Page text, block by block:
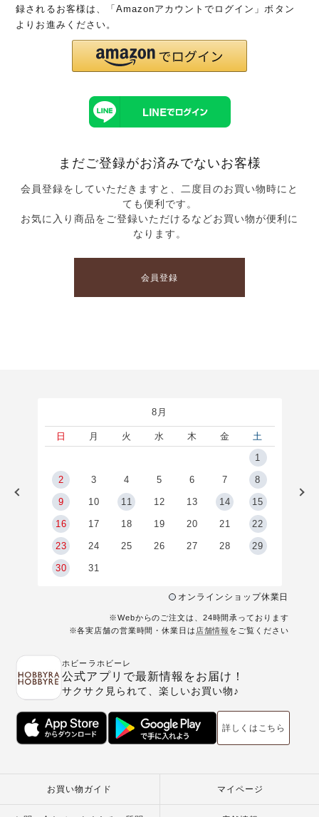
録されるお客様は、「Amazonアカウントでログイン」ボタン
よりお進みください。
まだご登録がお済みでないお客様
会員登録をしていただきますと、二度目のお買い物時にと
ても便利です。
お気に入り商品をご登録いただけるなどお買い物が便利に
なります。
会員登録
8月
日 月 火 水 木 金
土
1
2 3 4 5 6 7 8
9 10 11 12 13 14 15
16 17 18 19 20 21 22
23 24 25 26 27 28 29
30 31
オンラインショップ休業日
※Webからのご注文は、24時間承っております
※各実店舗の営業時間・休業日は 店舗情報 をご覧ください
ホビーラホビーレ
公式アプリで最新情報をお届け！
サクサク見られて、楽しいお買い物♪
詳しくはこちら
お買い物ガイド マイページ